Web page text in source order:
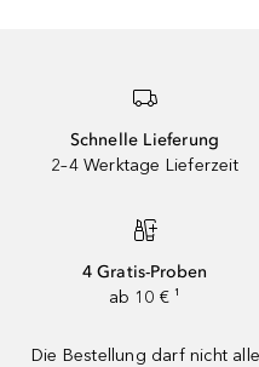
Schnelle Lieferung
2–4 Werktage Lieferzeit
4 Gratis-Proben
ab 10 € ¹
Die Bestellung darf nicht